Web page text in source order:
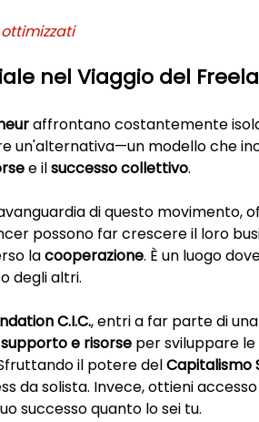
nel Viaggio del
affrontano costantemente
un'alternativa—un modello che
e il successo collettivo.
di questo movimento,
possono far crescere il loro
la cooperazione. È un luogo
degli altri.
C.I.C., entri a far parte di una
e risorse per sviluppare
il potere del Capitalismo
da solista. Invece, ottieni
successo quanto lo sei tu.